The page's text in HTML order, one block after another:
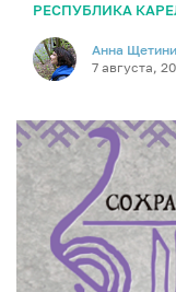
РЕСПУБЛИКА
Анна
7 августа,